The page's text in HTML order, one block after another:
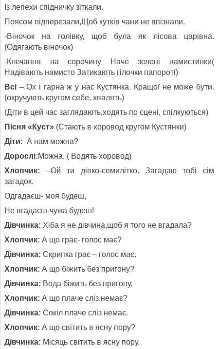
Із лепехи спідничку зіткали.
Поясом підперезали,Щоб кутків чани не впізнали.
-Віночок на голівку, щоб була як лісова царівна.
(Одягають віночок)
-Клечання на сорочину Наче зелені намистинки(
Надівають намисто Затикають гілочки папороті)
Всі – Ох і гарна ж у нас Кустянка. Кращої не може бути.
(окручують кругом себе, хвалять)
(Діти в цей час заглядають,ходять по сцені, спілкуються)
Пісня «Куст» (Стають в хоровод кругом Кустянки)
Діти: А нам можна?
Дорослі:Можна. ( Водять хоровод)
Хлопчик: –Ой ти дівко-семилітко. Загадаю тобі сім
загадок.
Одгадаєш- моя будеш,
Не вгадаєш-чужа будеш!
Дівчинка: Хіба я не дівчина,щоб я того не вгадала?
Хлопчик: А що грає- голос має?
Дівчинка: Скрипка грає – голос має.
Хлопчик: А що біжить без пригону?
Дівчинка: Вода біжить без пригону.
Хлопчик: А що плаче сліз немає?
Дівчинка: Сокіл плаче сліз немає.
Хлопчик: А що світить в ясну пору?
Дівчинка: Місяць світить в ясну пору.